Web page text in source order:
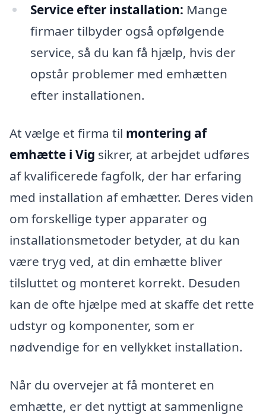
Service efter installation: Mange
firmaer tilbyder også opfølgende
service, så du kan få hjælp, hvis der
opstår problemer med emhætten
efter installationen.
At vælge et firma til montering af
emhætte i Vig sikrer, at arbejdet udføres
af kvalificerede fagfolk, der har erfaring
med installation af emhætter. Deres viden
om forskellige typer apparater og
installationsmetoder betyder, at du kan
være tryg ved, at din emhætte bliver
tilsluttet og monteret korrekt. Desuden
kan de ofte hjælpe med at skaffe det rette
udstyr og komponenter, som er
nødvendige for en vellykket installation.
Når du overvejer at få monteret en
emhætte, er det nyttigt at sammenligne